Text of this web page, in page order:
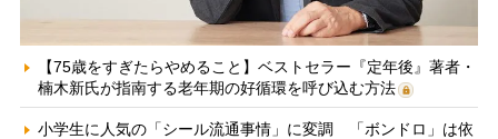
【75歳をすぎたらやめること】ベストセラー『定年後』著者・
楠木新氏が指南する老年期の好循環を呼び込む方法
小学生に人気の「シール流通事情」に変調 「ボンドロ」は依